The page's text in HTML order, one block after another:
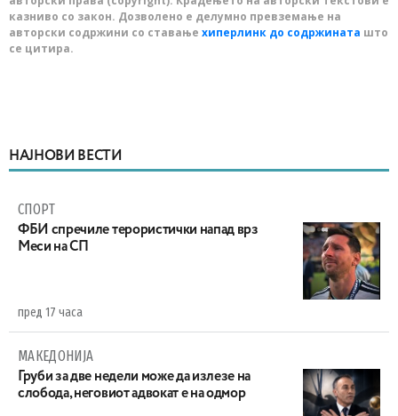
казниво со закон. Дозволено е делумно превземање на
авторски содржини со ставање хиперлинк до содржината што
се цитира.
НАЈНОВИ ВЕСТИ
СПОРТ
ФБИ спречиле терористички напад врз
Меси на СП
пред 17 часа
МАКЕДОНИЈА
Груби за две недели може да излезе на
слобода, неговиот адвокат е на одмор